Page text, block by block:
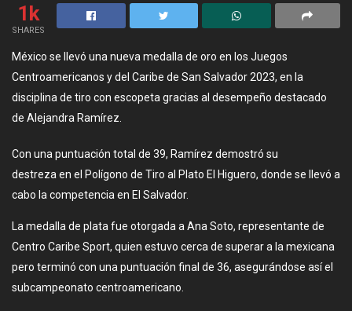
1k
SHARES
México se llevó una nueva medalla de oro en los Juegos
Centroamericanos y del Caribe de San Salvador 2023, en la
disciplina de tiro con escopeta gracias al desempeño destacado
de Alejandra Ramírez.
Con una puntuación total de 39, Ramírez demostró su
destreza en el Polígono de Tiro al Plato El Higuero, donde se llevó a
cabo la competencia en El Salvador.
La medalla de plata fue otorgada a Ana Soto, representante de
Centro Caribe Sport, quien estuvo cerca de superar a la mexicana
pero terminó con una puntuación final de 36, asegurándose así el
subcampeonato centroamericano.